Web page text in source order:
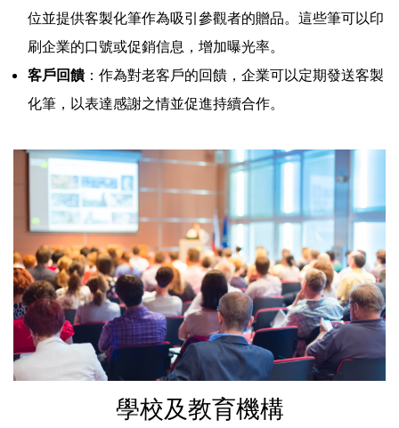
位並提供客製化筆作為吸引參觀者的贈品。這些筆可以印
刷企業的口號或促銷信息，增加曝光率。
客戶回饋：作為對老客戶的回饋，企業可以定期發送客製
化筆，以表達感謝之情並促進持續合作。
學校及教育機構